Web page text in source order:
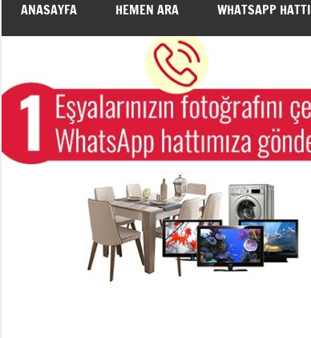
ANASAYFA HEMEN ARA WHATSAPP HATTI